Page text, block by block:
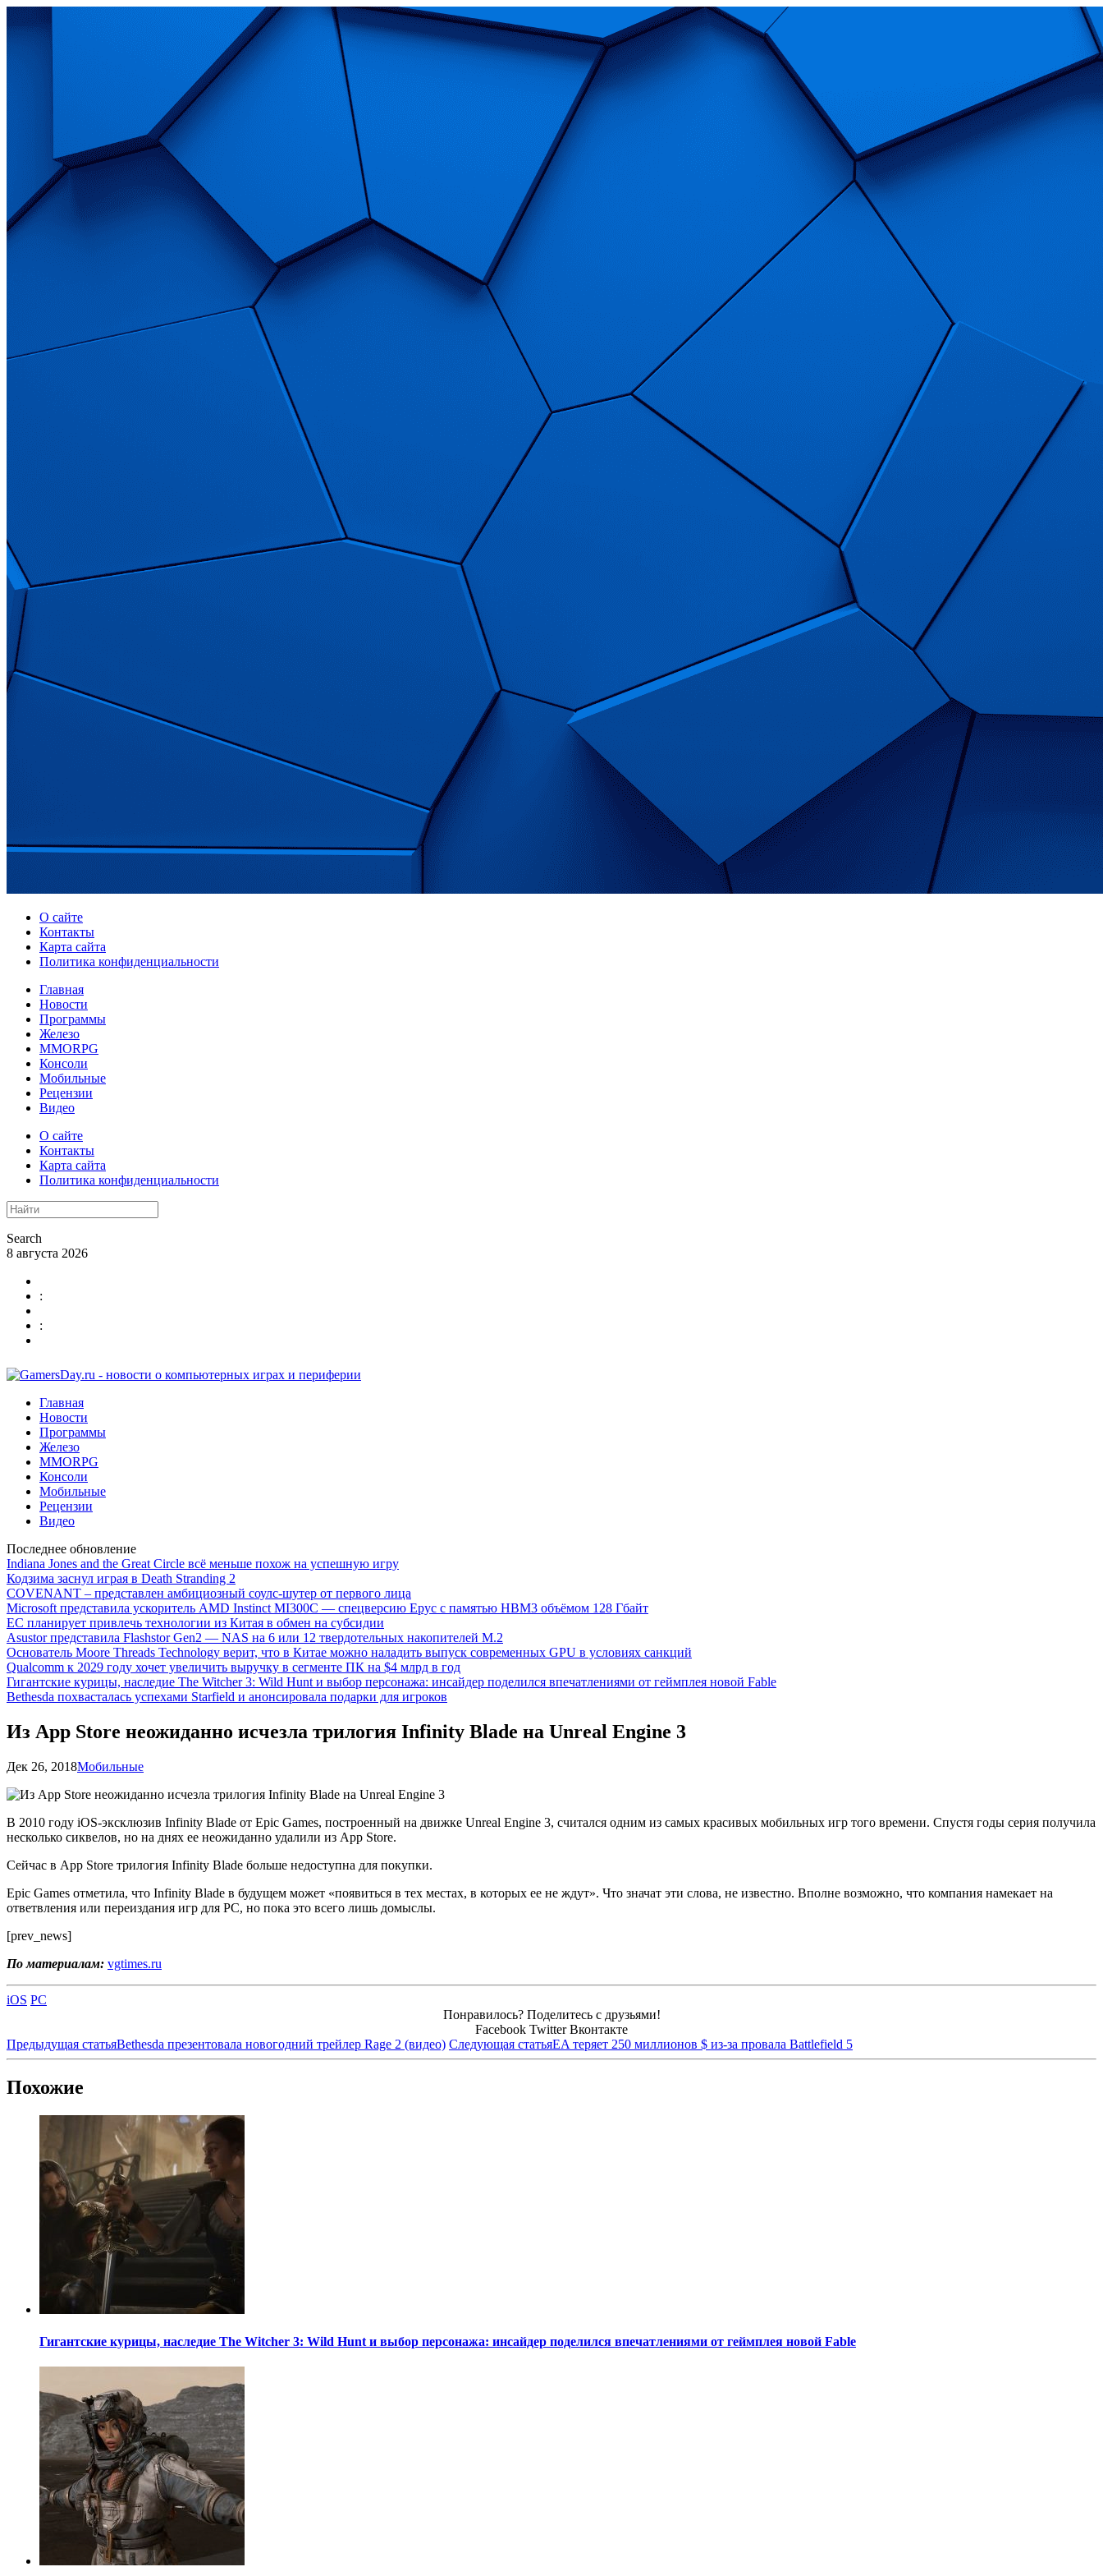
О сайте
Контакты
Карта сайта
Политика конфиденциальности
Главная
Новости
Программы
Железо
MMORPG
Консоли
Мобильные
Рецензии
Видео
О сайте
Контакты
Карта сайта
Политика конфиденциальности
Search
8 августа 2026
:
:
Главная
Новости
Программы
Железо
MMORPG
Консоли
Мобильные
Рецензии
Видео
Последнее обновление
Indiana Jones and the Great Circle всё меньше похож на успешную игру
Кодзима заснул играя в Death Stranding 2
COVENANT – представлен амбициозный соулс-шутер от первого лица
Microsoft представила ускоритель AMD Instinct MI300C — спецверсию Epyc с памятью HBM3 объёмом 128 Гбайт
ЕС планирует привлечь технологии из Китая в обмен на субсидии
Asustor представила Flashstor Gen2 — NAS на 6 или 12 твердотельных накопителей M.2
Основатель Moore Threads Technology верит, что в Китае можно наладить выпуск современных GPU в условиях санкций
Qualcomm к 2029 году хочет увеличить выручку в сегменте ПК на $4 млрд в год
Гигантские курицы, наследие The Witcher 3: Wild Hunt и выбор персонажа: инсайдер поделился впечатлениями от геймплея новой Fable
Bethesda похвасталась успехами Starfield и анонсировала подарки для игроков
Из App Store неожиданно исчезла трилогия Infinity Blade на Unreal Engine 3
Дек 26, 2018Мобильные
В 2010 году iOS-эксклюзив Infinity Blade от Epic Games, построенный на движке Unreal Engine 3, считался одним из самых красивых мобильных игр того времени. Спустя годы серия получила
несколько сиквелов, но на днях ее неожиданно удалили из App Store.
Сейчас в App Store трилогия Infinity Blade больше недоступна для покупки.
Epic Games отметила, что Infinity Blade в будущем может «появиться в тех местах, в которых ее не ждут». Что значат эти слова, не известно. Вполне возможно, что компания намекает на
ответвления или переиздания игр для PC, но пока это всего лишь домыслы.
[prev_news]
По материалам: vgtimes.ru
iOS PC
Понравилось? Поделитесь с друзьями!
Facebook Twitter Вконтакте
Предыдущая статьяBethesda презентовала новогодний трейлер Rage 2 (видео) Следующая статьяEA теряет 250 миллионов $ из-за провала Battlefield 5
Похожие
Гигантские курицы, наследие The Witcher 3: Wild Hunt и выбор персонажа: инсайдер поделился впечатлениями от геймплея новой Fable